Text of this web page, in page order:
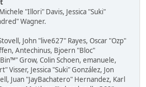
"Illori" Davis, Jessica "Suki"
Wagner.
John "live627" Rayes, Oscar "Ozp"
Antechinus, Bjoern "Bloc"
Grow, Colin Schoen, emanuele,
Visser, Jessica "Suki" González, Jon
Juan "JayBachatero" Hernandez, Karl